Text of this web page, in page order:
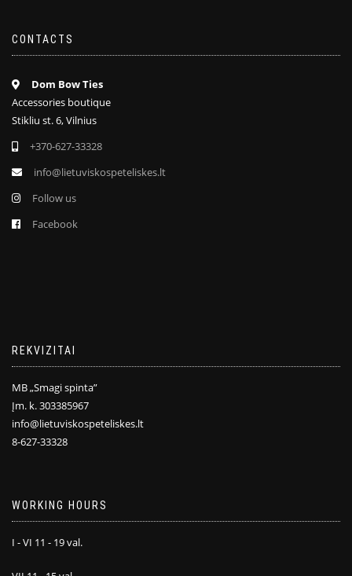
CONTACTS
Dom Bow Ties
Accessories boutique
Stikliu st. 6, Vilnius
+370-627-33328
info@lietuviskospeteliskes.lt
Follow us
Facebook
REKVIZITAI
MB „Smagi spinta”
Įm. k. 303385967
info@lietuviskospeteliskes.lt
8-627-33328
WORKING HOURS
I - VI 11 - 19 val.